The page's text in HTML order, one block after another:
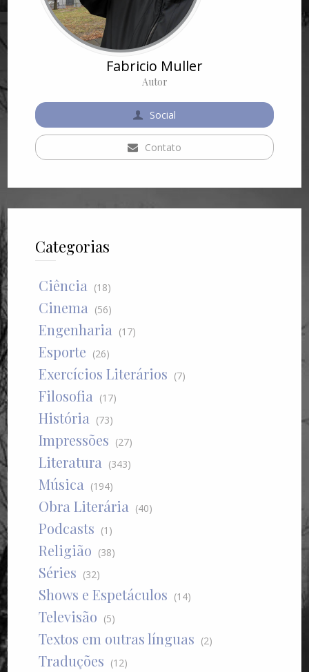
Fabricio Muller
Autor
Social
Contato
Categorias
Ciência (18)
Cinema (56)
Engenharia (17)
Esporte (26)
Exercícios Literários (7)
Filosofia (17)
História (73)
Impressões (27)
Literatura (343)
Música (194)
Obra Literária (40)
Podcasts (1)
Religião (38)
Séries (32)
Shows e Espetáculos (14)
Televisão (5)
Textos em outras línguas (2)
Traduções (12)